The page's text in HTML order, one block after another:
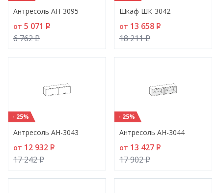
Антресоль АН-3095
от 5 071 P
6 762P
Шкаф ШК-3042
от 13 658 P
18 211P
- 25%
Антресоль АН-3043
от 12 932 P
17 242P
- 25%
Антресоль АН-3044
от 13 427 P
17 902P